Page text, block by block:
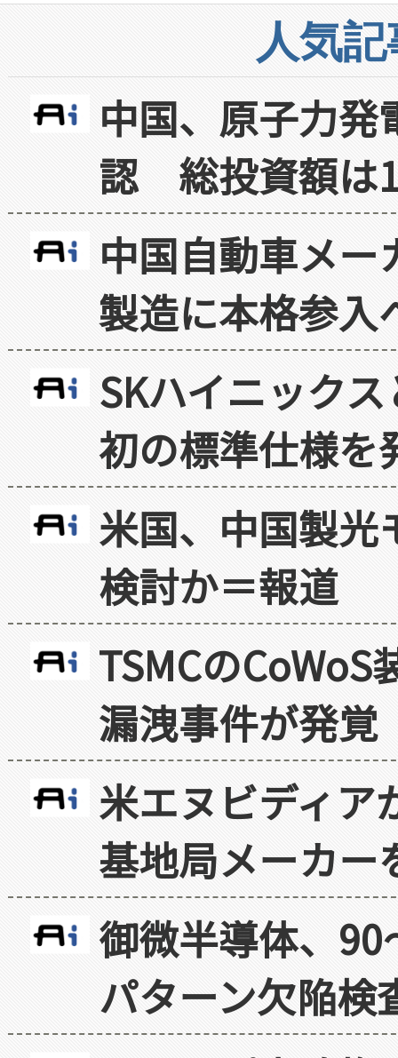
人気
中国、原子力
認 総投資額は
中国自動車メ
製造に本格参入
SKハイニック
初の標準仕様を
米国、中国製光
検討か＝報道
TSMCの
漏洩事件が発覚
米エヌビディア
基地局メーカー
御微半導体、
パターン欠陥検